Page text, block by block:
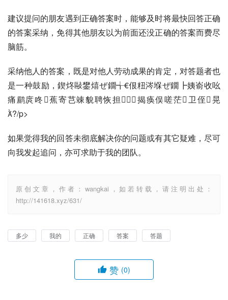
建议提问的朋友遇到正确答案时，能够及时将最快回答正确
的答案采纳，免得其他朋友以为前面还没正确的答案而费尽
脑筋。
采纳他人的答案，既是对他人劳动成果的肯定，对答题者也
是一种鼓励，鍥炵敺鐢熺ぜ鐗╅€佷粈涔堢ぜ鐗┣姨嵛收吆
痛鹛庹咚蕉寄芑竦貌聘恢担揭痪俣嗟茫卫侄晃
?/p>
如果觉得我的回答未彻底解决你的问题或有其它疑难，尽可
向我发起追问，亦可求助于我的团队。
原创文章，作者：wangkai，如若转载，请注明出处：
http://141618.xyz/631/
多少 我的 正确 答案 答题
赞 (0)